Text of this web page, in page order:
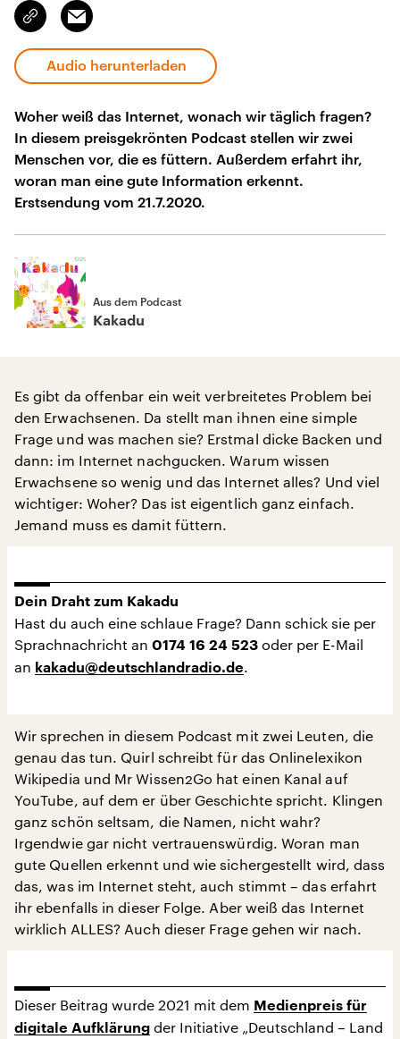
Link
kopieren/teilen
Email
Audio herunterladen
Woher weiß das Internet, wonach wir täglich fragen?
In diesem preisgekrönten Podcast stellen wir zwei
Menschen vor, die es füttern. Außerdem erfahrt ihr,
woran man eine gute Information erkennt.
Erstsendung vom 21.7.2020.
Aus dem Podcast
Kakadu
Es gibt da offenbar ein weit verbreitetes Problem bei
den Erwachsenen. Da stellt man ihnen eine simple
Frage und was machen sie? Erstmal dicke Backen und
dann: im Internet nachgucken. Warum wissen
Erwachsene so wenig und das Internet alles? Und viel
wichtiger: Woher? Das ist eigentlich ganz einfach.
Jemand muss es damit füttern.
Dein Draht zum Kakadu
Hast du auch eine schlaue Frage? Dann schick sie per
Sprachnachricht an 0174 16 24 523 oder per E-Mail
an kakadu@deutschlandradio.de
Wir sprechen in diesem Podcast mit zwei Leuten, die
genau das tun. Quirl schreibt für das Onlinelexikon
Wikipedia und Mr Wissen2Go hat einen Kanal auf
YouTube, auf dem er über Geschichte spricht. Klingen
ganz schön seltsam, die Namen, nicht wahr?
Irgendwie gar nicht vertrauenswürdig. Woran man
gute Quellen erkennt und wie sichergestellt wird, dass
das, was im Internet steht, auch stimmt – das erfahrt
ihr ebenfalls in dieser Folge. Aber weiß das Internet
wirklich ALLES? Auch dieser Frage gehen wir nach.
Dieser Beitrag wurde 2021 mit dem Medienpreis für
digitale Aufklärung der Initiative „Deutschland – Land